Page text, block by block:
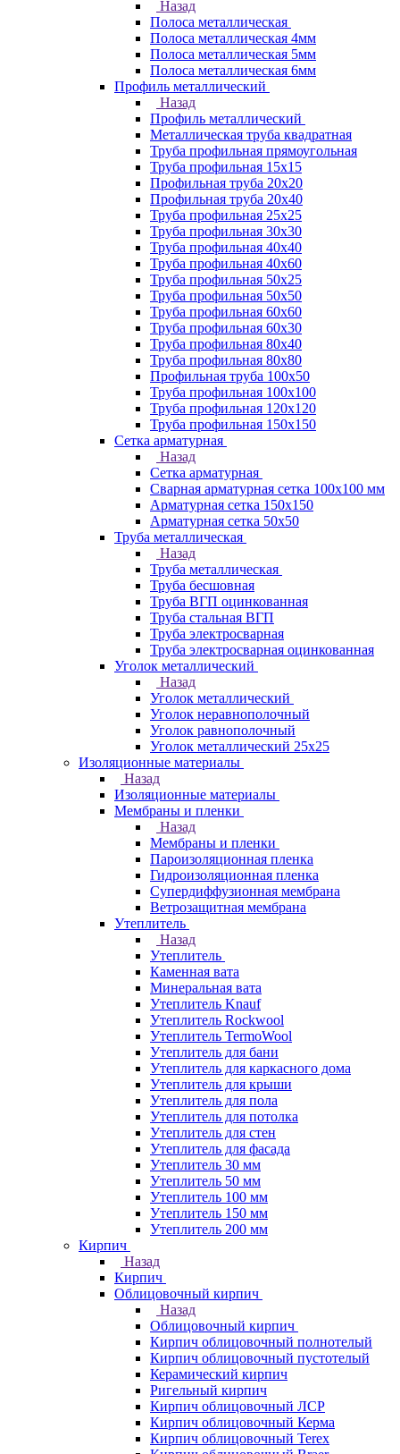
Назад
Полоса металлическая
Полоса металлическая 4мм
Полоса металлическая 5мм
Полоса металлическая 6мм
Профиль металлический
Назад
Профиль металлический
Металлическая труба квадратная
Труба профильная прямоугольная
Труба профильная 15х15
Профильная труба 20х20
Профильная труба 20х40
Труба профильная 25х25
Труба профильная 30x30
Труба профильная 40х40
Труба профильная 40х60
Труба профильная 50х25
Труба профильная 50х50
Труба профильная 60x60
Труба профильная 60х30
Труба профильная 80х40
Труба профильная 80х80
Профильная труба 100х50
Труба профильная 100х100
Труба профильная 120х120
Труба профильная 150х150
Сетка арматурная
Назад
Сетка арматурная
Сварная арматурная сетка 100х100 мм
Арматурная сетка 150х150
Арматурная сетка 50х50
Труба металлическая
Назад
Труба металлическая
Труба бесшовная
Труба ВГП оцинкованная
Труба стальная ВГП
Труба электросварная
Труба электросварная оцинкованная
Уголок металлический
Назад
Уголок металлический
Уголок неравнополочный
Уголок равнополочный
Уголок металлический 25х25
Изоляционные материалы
Назад
Изоляционные материалы
Мембраны и пленки
Назад
Мембраны и пленки
Пароизоляционная пленка
Гидроизоляционная пленка
Супердиффузионная мембрана
Ветрозащитная мембрана
Утеплитель
Назад
Утеплитель
Каменная вата
Минеральная вата
Утеплитель Knauf
Утеплитель Rockwool
Утеплитель TermoWool
Утеплитель для бани
Утеплитель для каркасного дома
Утеплитель для крыши
Утеплитель для пола
Утеплитель для потолка
Утеплитель для стен
Утеплитель для фасада
Утеплитель 30 мм
Утеплитель 50 мм
Утеплитель 100 мм
Утеплитель 150 мм
Утеплитель 200 мм
Кирпич
Назад
Кирпич
Облицовочный кирпич
Назад
Облицовочный кирпич
Кирпич облицовочный полнотелый
Кирпич облицовочный пустотелый
Керамический кирпич
Ригельный кирпич
Кирпич облицовочный ЛСР
Кирпич облицовочный Керма
Кирпич облицовочный Terex